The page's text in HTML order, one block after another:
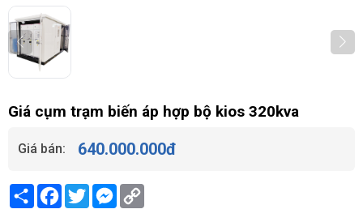
Giá cụm trạm biến áp hợp bộ kios 320kva
Giá bán: 640.000.000đ
Share Facebook
TwitterMessenger